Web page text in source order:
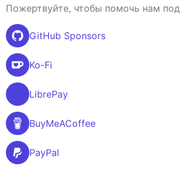
Пожертвуйте, чтобы помочь нам
GitHub Sponsors
Ko-Fi
LibrePay
BuyMeACoffee
PayPal